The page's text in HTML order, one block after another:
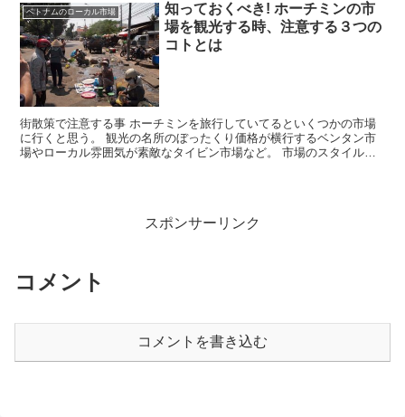
ベトナムのローカル市場
知っておくべき! ホーチミンの市
場を観光する時、注意する３つの
コトとは
街散策で注意する事 ホーチミンを旅行していてるといくつかの市場
に行くと思う。 観光の名所のぼったくり価格が横行するベンタン市
場やローカル雰囲気が素敵なタイビン市場など。 市場のスタイルも
スポンサーリンク
コメント
コメントを書き込む